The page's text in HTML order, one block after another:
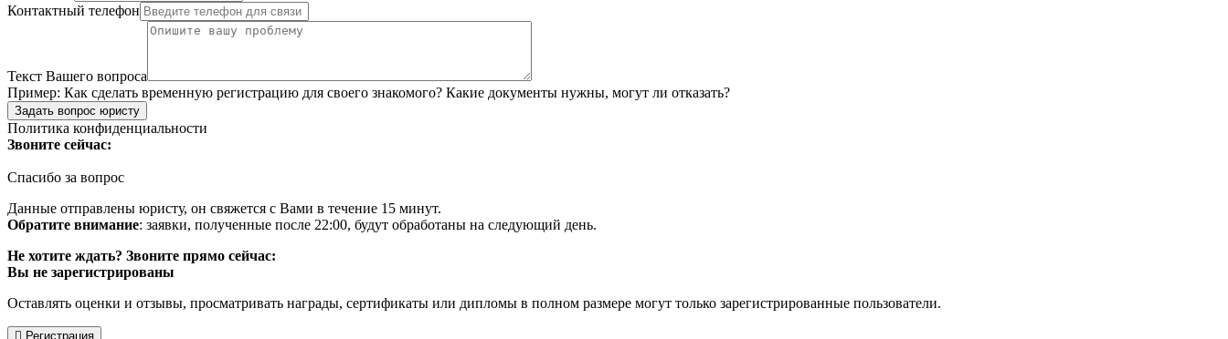
Контактный телефон
Текст Вашего вопроса
Пример: Как сделать временную регистрацию для своего знакомого? Какие документы нужны, могут ли отказать?
Задать вопрос юристу
Политика конфиденциальности
Звоните сейчас:
Спасибо за вопрос
Данные отправлены юристу, он свяжется с Вами в течение 15 минут.
Обратите внимание: заявки, полученные после 22:00, будут обработаны на следующий день.
Не хотите ждать? Звоните прямо сейчас:
Вы не зарегистрированы
Оставлять оценки и отзывы, просматривать награды, сертификаты или дипломы в полном размере могут только зарегистрированные пользователи.
Регистрация